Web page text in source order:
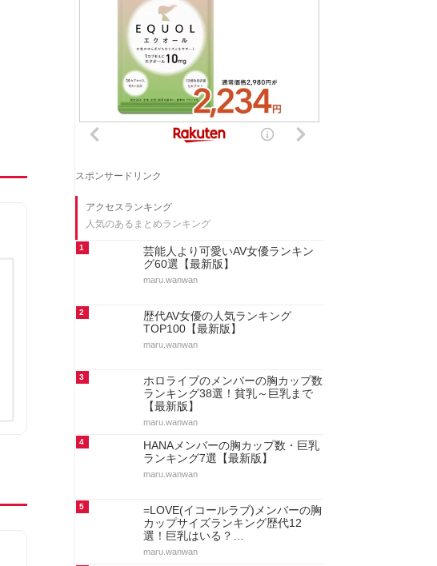
スポンサードリンク
アクセスランキング
人気のあるまとめランキング
1
芸能人より可愛いAV女優ランキン
グ60選【最新版】
maru.wanwan
2
歴代AV女優の人気ランキング
TOP100【最新版】
maru.wanwan
3
ホロライブのメンバーの胸カップ数
ランキング38選！貧乳～巨乳まで
【最新版】
maru.wanwan
4
HANAメンバーの胸カップ数・巨乳
ランキング7選【最新版】
maru.wanwan
5
=LOVE(イコールラブ)メンバーの胸
カップサイズランキング歴代12
選！巨乳はいる？…
maru.wanwan